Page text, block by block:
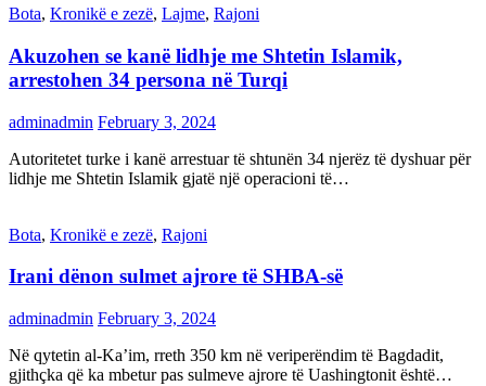
Bota, Kronikë e zezë, Lajme, Rajoni
Akuzohen se kanë lidhje me Shtetin Islamik,
arrestohen 34 persona në Turqi
adminadmin February 3, 2024
Autoritetet turke i kanë arrestuar të shtunën 34 njerëz të dyshuar për
lidhje me Shtetin Islamik gjatë një operacioni të…
Bota, Kronikë e zezë, Rajoni
Irani dënon sulmet ajrore të SHBA-së
adminadmin February 3, 2024
Në qytetin al-Ka’im, rreth 350 km në veriperëndim të Bagdadit,
gjithçka që ka mbetur pas sulmeve ajrore të Uashingtonit është…